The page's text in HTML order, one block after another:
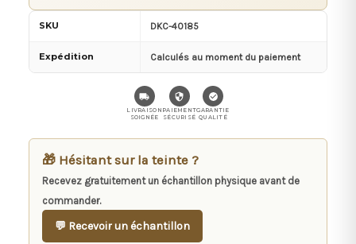
SKU DKC-40185
Expédition Calculés au moment du paiement
LIVRAISON
SOIGNÉE
PAIEMENT
SÉCURISÉ
GARANTIE
QUALITÉ
🎁 Hésitant sur la teinte ?
Recevez gratuitement un échantillon physique avant de
commander.
💬 Recevoir un échantillon